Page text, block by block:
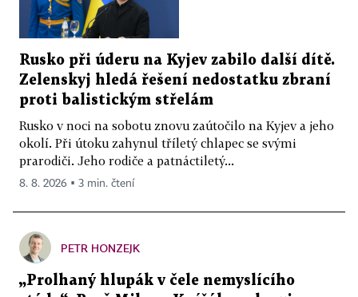
Rusko při úderu na Kyjev zabilo další dítě.
Zelenskyj hledá řešení nedostatku zbraní
proti balistickým střelám
Rusko v noci na sobotu znovu zaútočilo na Kyjev a jeho
okolí. Při útoku zahynul tříletý chlapec se svými
prarodiči. Jeho rodiče a patnáctiletý...
8. 8. 2026 ▪ 3 min. čtení
PETR HONZEJK
„Prolhaný hlupák v čele nemyslícího